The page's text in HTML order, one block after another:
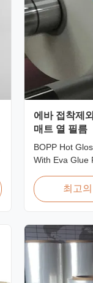
에바 접착제
매트 열 필름
BOPP Hot
With Eva Glue
transparency,
properties,
off
...
최고